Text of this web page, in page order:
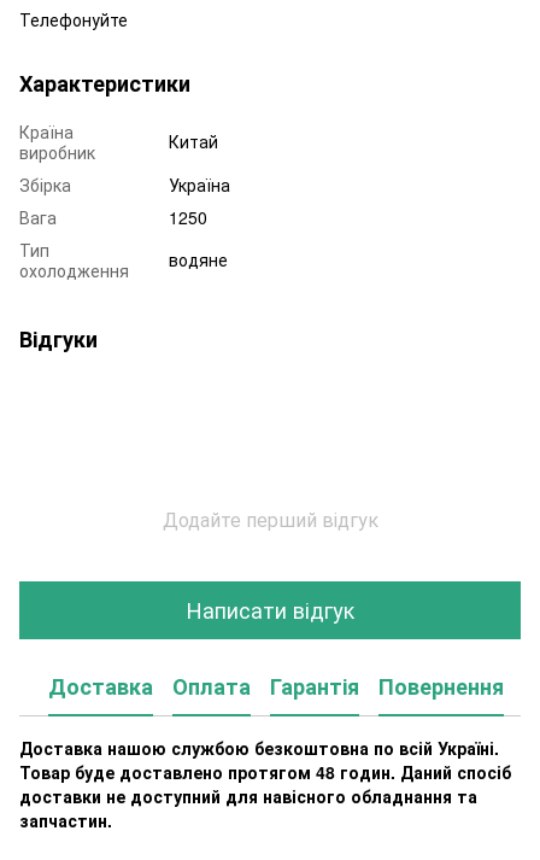
Телефонуйте
Характеристики
Країна
виробник
Китай
Збірка
Україна
Вага
1250
Тип
охолодження
водяне
Відгуки
Додайте перший відгук
Написати відгук
Доставка Оплата Гарантія Повернення
Доставка нашою службою безкоштовна по всій Україні.
Товар буде доставлено протягом 48 годин. Даний спосіб
доставки не доступний для навісного обладнання та
запчастин.